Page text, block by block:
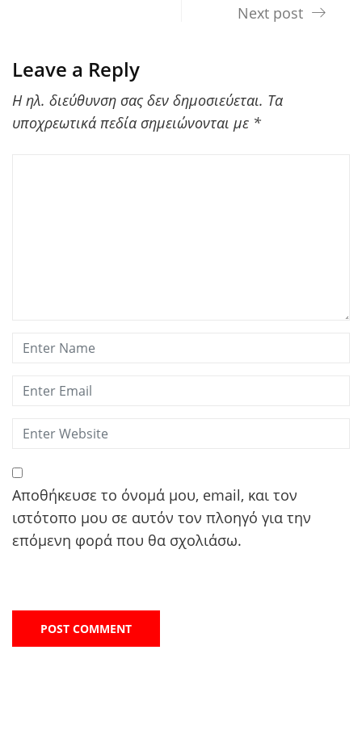
Next post
Leave a Reply
Η ηλ. διεύθυνση σας δεν δημοσιεύεται. Τα
υποχρεωτικά πεδία σημειώνονται με *
Αποθήκευσε το όνομά μου, email, και τον
ιστότοπο μου σε αυτόν τον πλοηγό για την
επόμενη φορά που θα σχολιάσω.